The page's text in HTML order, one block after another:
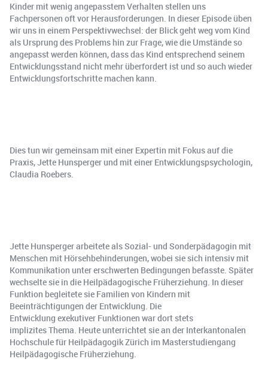
Kinder mit wenig angepasstem Verhalten stellen uns
Fachpersonen oft vor Herausforderungen. In dieser Episode üben
wir uns in einem Perspektivwechsel: der Blick geht weg vom Kind
als Ursprung des Problems hin zur Frage, wie die Umstände so
angepasst werden können, dass das Kind entsprechend seinem
Entwicklungsstand nicht mehr überfordert ist und so auch wieder
Entwicklungsfortschritte machen kann.
Dies tun wir gemeinsam mit einer Expertin mit Fokus auf die
Praxis, Jette Hunsperger und mit einer Entwicklungspsychologin,
Claudia Roebers.
Jette Hunsperger arbeitete als Sozial- und Sonderpädagogin mit
Menschen mit Hörsehbehinderungen, wobei sie sich intensiv mit
Kommunikation unter erschwerten Bedingungen befasste. Später
wechselte sie in die Heilpädagogische Früherziehung. In dieser
Funktion begleitete sie Familien von Kindern mit
Beeinträchtigungen der Entwicklung. Die
Entwicklung exekutiver Funktionen war dort stets
implizites Thema. Heute unterrichtet sie an der Interkantonalen
Hochschule für Heilpädagogik Zürich im Masterstudiengang
Heilpädagogische Früherziehung.